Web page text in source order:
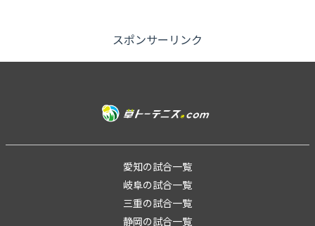
スポンサーリンク
愛知の試合一覧
岐阜の試合一覧
三重の試合一覧
静岡の試合一覧